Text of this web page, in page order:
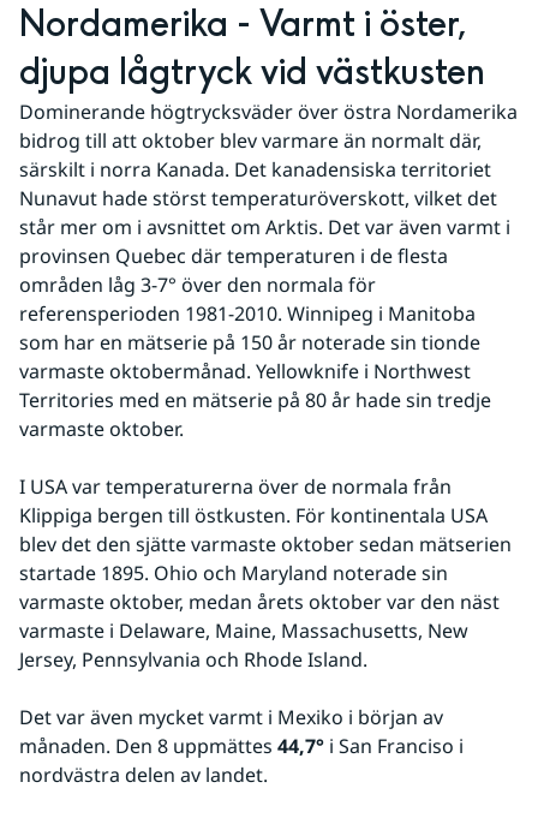
Nordamerika - Varmt i öster,
djupa lågtryck vid västkusten
Dominerande högtrycksväder över östra Nordamerika
bidrog till att oktober blev varmare än normalt där,
särskilt i norra Kanada. Det kanadensiska territoriet
Nunavut hade störst temperaturöverskott, vilket det
står mer om i avsnittet om Arktis. Det var även varmt i
provinsen Quebec där temperaturen i de flesta
områden låg 3-7° över den normala för
referensperioden 1981-2010. Winnipeg i Manitoba
som har en mätserie på 150 år noterade sin tionde
varmaste oktobermånad. Yellowknife i Northwest
Territories med en mätserie på 80 år hade sin tredje
varmaste oktober.
I USA var temperaturerna över de normala från
Klippiga bergen till östkusten. För kontinentala USA
blev det den sjätte varmaste oktober sedan mätserien
startade 1895. Ohio och Maryland noterade sin
varmaste oktober, medan årets oktober var den näst
varmaste i Delaware, Maine, Massachusetts, New
Jersey, Pennsylvania och Rhode Island.
Det var även mycket varmt i Mexiko i början av
månaden. Den 8 uppmättes 44,7° i San Franciso i
nordvästra delen av landet.